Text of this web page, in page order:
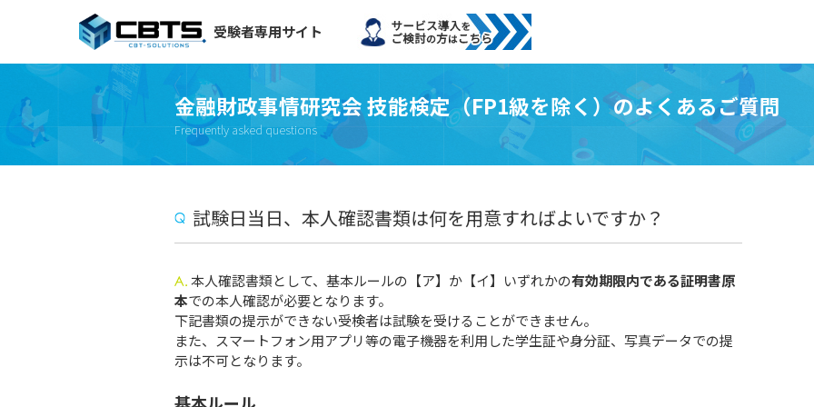
受験者専用サイト
金融財政事情研究会 技能検定（FP1級を除く）のよくあるご質問
Frequently asked questions
試験日当日、本人確認書類は何を用意すればよいですか？
本人確認書類として、基本ルールの【ア】か【イ】いずれかの有効期限内である証明書原
本での本人確認が必要となります。
下記書類の提示ができない受検者は試験を受けることができません。
また、スマートフォン用アプリ等の電子機器を利用した学生証や身分証、写真データでの提
示は不可となります。